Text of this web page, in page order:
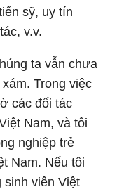
sỹ, uy tín
v.v.
ta vẫn chưa
Trong việc
các đối tác
Nam, và tôi
nghiệp trẻ
Nam. Nếu tôi
sinh viên Việt